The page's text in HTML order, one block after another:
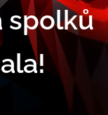
spolků